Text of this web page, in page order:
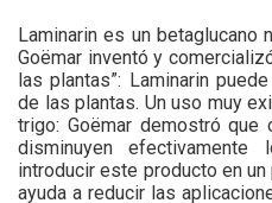
Laminarin es un betaglucano
Goëmar inventó y
las plantas”: Laminarin
de las plantas. Un uso muy
trigo: Goëmar demostró
disminuyen
introducir este producto en
ayuda a reducir las